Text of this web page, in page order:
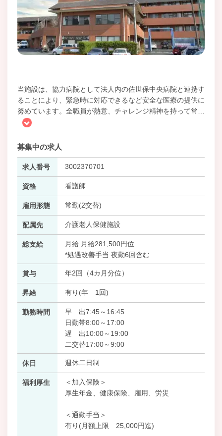
当施設は、協力病院として法人内の佐世保中央病院と連携す
ることにより、緊急時に対応できるなど安全な医療の提供に
努めています。全職員が熱意、チャレンジ精神を持って常
募集中の求人
求人番号 3002370701
資格 看護師
雇用形態 常勤(2交替)
配属先 介護老人保健施設
総支給
月給 月給281,500円位
*処遇改善手当 夜勤6回含む
賞与 年2回（4カ月分位）
昇給 有り(年 1回)
勤務時間
早 出7:45～16:45
日勤帯8:00～17:00
遅 出10:00～19:00
二交替17:00～9:00
休日 週休二日制
福利厚生
＜加入保険＞
厚生年金、健康保険、雇用、労災
＜通勤手当＞
有り(月額上限 25,000円迄)